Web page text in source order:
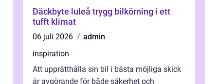
Däckbyte luleå trygg bilkörning i ett
tufft klimat
06 juli 2026
admin
inspiration
Att upprätthålla sin bil i bästa möjliga skick
är avgörande för både säkerhet och